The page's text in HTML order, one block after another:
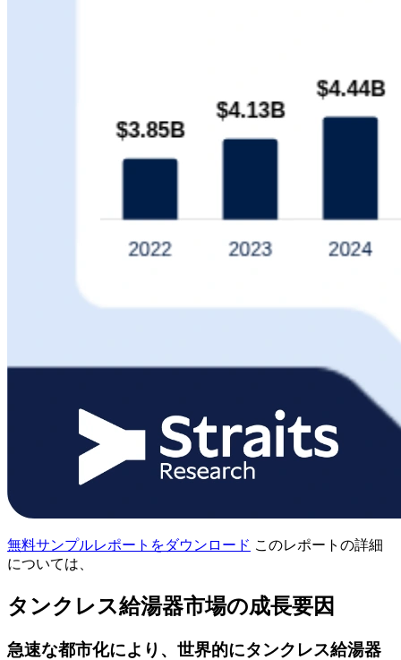
無料サンプルレポートをダウンロード このレポートの詳細
については、
タンクレス給湯器市場の成長要因
急速な都市化により、世界的にタンクレス給湯器